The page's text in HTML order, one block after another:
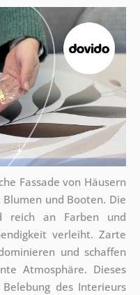
Fassade von Häusern
und Booten. Die
reich an Farben und
verleiht. Zarte
und schaffen
Atmosphäre. Dieses
des Interieurs